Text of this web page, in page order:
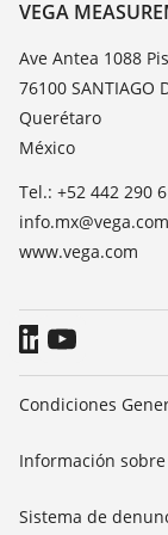
TeamViewer
Contacto
Notícias
Prensa
Blog
VEGA
Ave Antea 1088
76100 SANTIAGO
Querétaro
México
Tel.: +52 442 290
info.mx@vega.com
www.vega.com
Condiciones
Información
Sistema de